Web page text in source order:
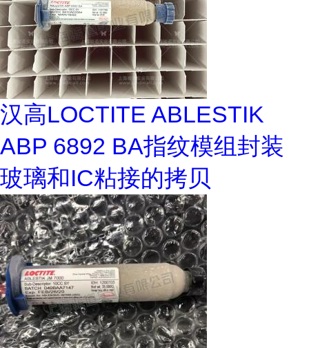
汉高LOCTITE ABLESTIK
ABP 6892 BA指纹模组封装
玻璃和IC粘接的拷贝